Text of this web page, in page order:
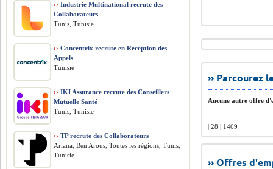
››
Aucune autre offre
| 28 | 1469
›› Offres
›› Industrie Multinational recrute des
Collaborateurs
Tunis, Tunisie
›› Concentrix recrute en Réception des
Appels
Tunisie
›› IKI Assurance recrute des Conseillers
Mutuelle Santé
Tunis, Tunisie
›› TP recrute des Collaborateurs
Ariana, Ben Arous, Toutes les régions, Tunis,
Tunisie